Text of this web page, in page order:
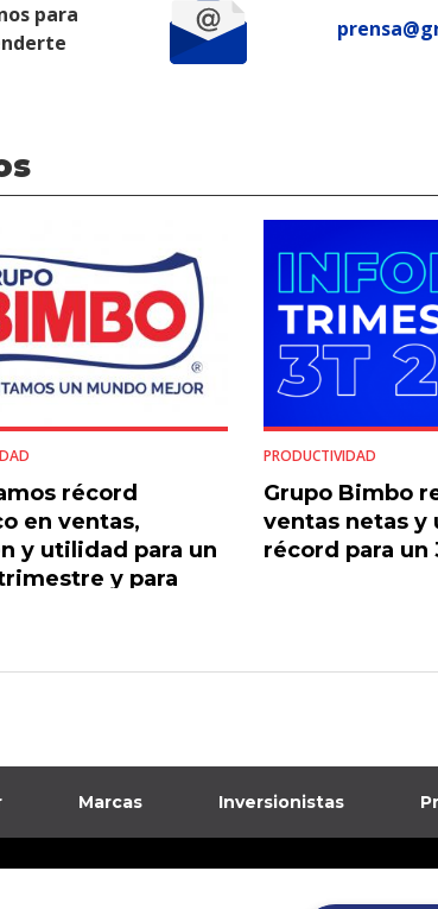
para
récord
en ventas,
y utilidad para un
y para
PRODUCTIVIDAD
Grupo Bimbo
ventas netas y
récord para un
Marcas Inversionistas